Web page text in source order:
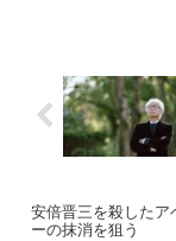
安倍晋三を殺したア
ーの抹消を狙う